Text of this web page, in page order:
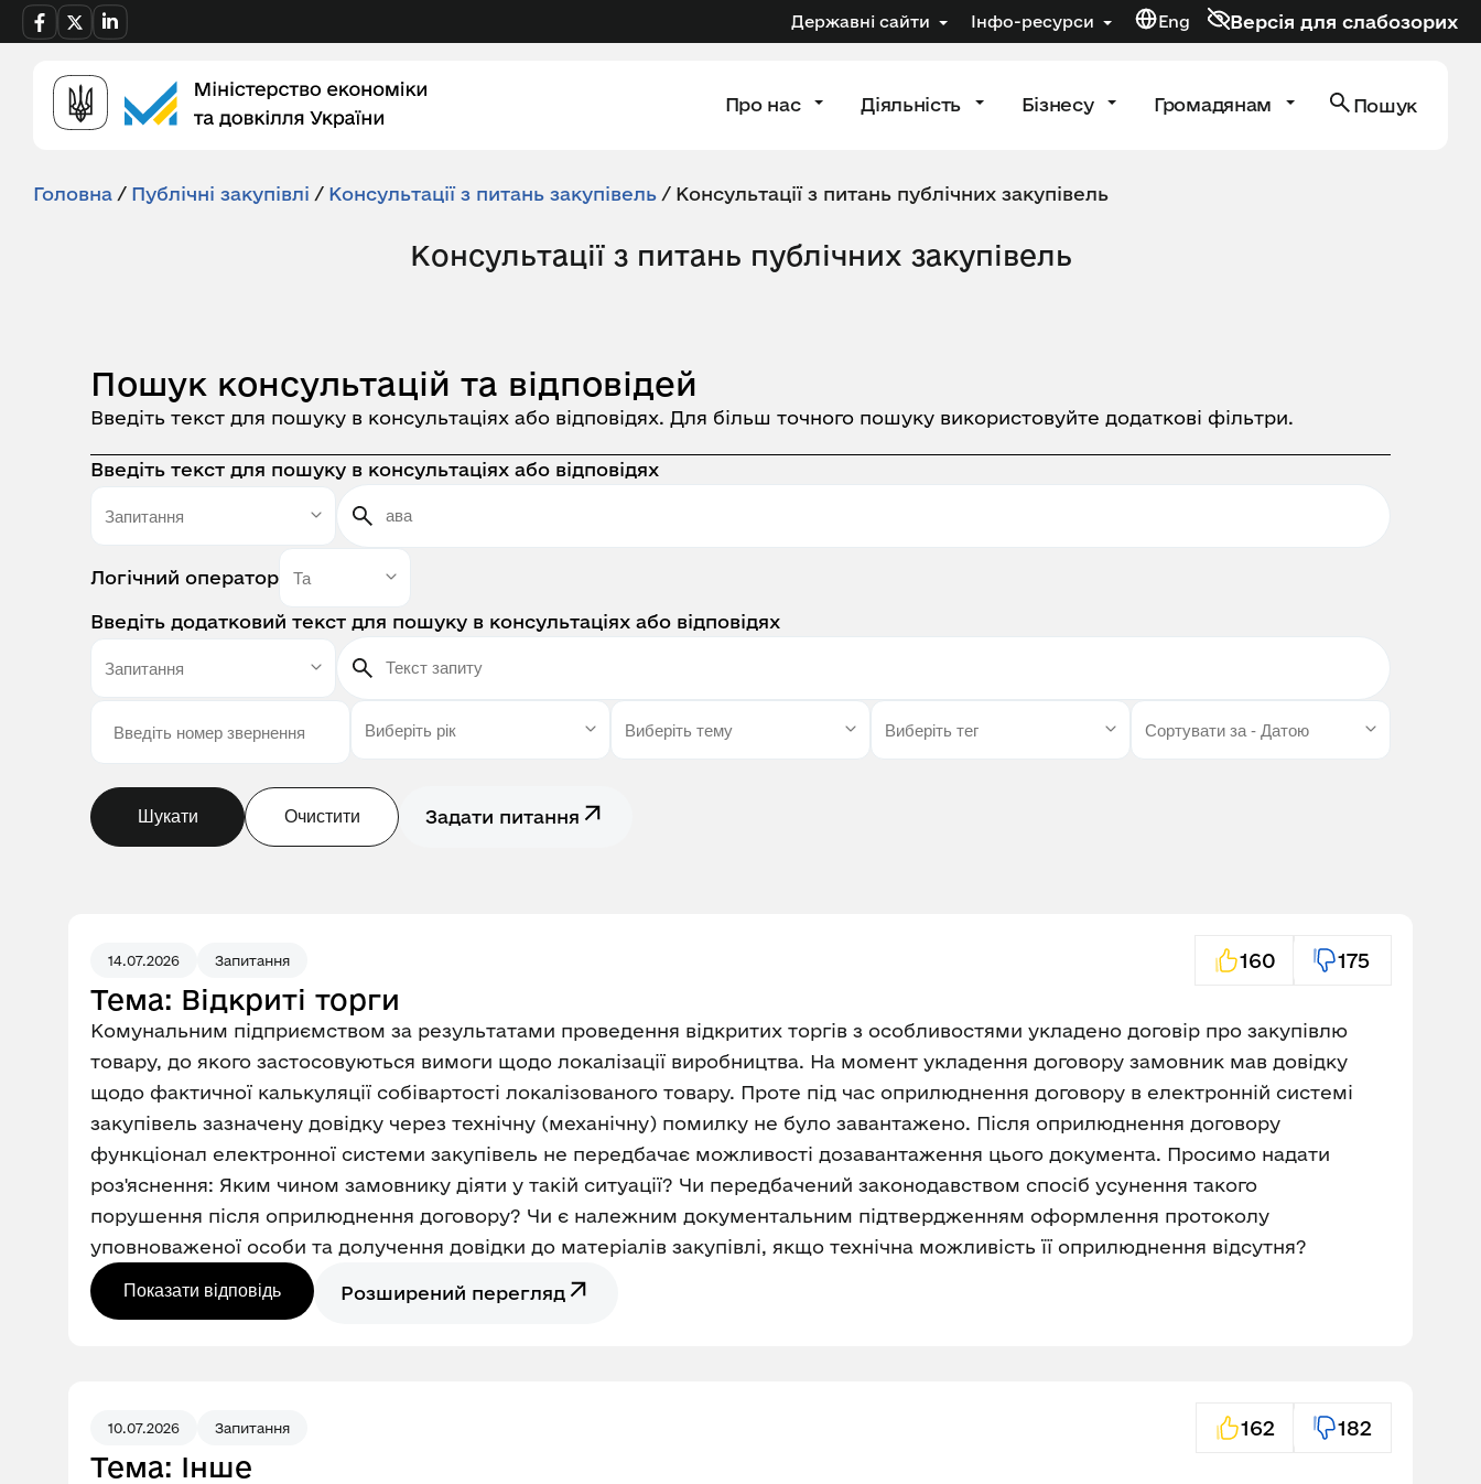
Державні сайти Інфо-ресурси Eng Версія для слабозорих
Про нас Діяльність Бізнесу Громадянам Пошук
Головна / Публічні закупівлі / Консультації з питань закупівель / Консультації з питань публічних закупівель
Консультації з питань публічних закупівель
Пошук консультацій та відповідей
Введіть текст для пошуку в консультаціях або відповідях. Для більш точного пошуку використовуйте додаткові фільтри.
Введіть текст для пошуку в консультаціях або відповідях
Логічний оператор
Введіть додатковий текст для пошуку в консультаціях або відповідях
Шукати Очистити Задати питання
14.07.2026 Запитання 160 175
Тема: Відкриті торги
Комунальним підприємством за результатами проведення відкритих торгів з особливостями укладено договір про закупівлю
товару, до якого застосовуються вимоги щодо локалізації виробництва. На момент укладення договору замовник мав довідку
щодо фактичної калькуляції собівартості локалізованого товару. Проте під час оприлюднення договору в електронній системі
закупівель зазначену довідку через технічну (механічну) помилку не було завантажено. Після оприлюднення договору
функціонал електронної системи закупівель не передбачає можливості дозавантаження цього документа. Просимо надати
роз'яснення: Яким чином замовнику діяти у такій ситуації? Чи передбачений законодавством спосіб усунення такого
порушення після оприлюднення договору? Чи є належним документальним підтвердженням оформлення протоколу
уповноваженої особи та долучення довідки до матеріалів закупівлі, якщо технічна можливість її оприлюднення відсутня?
Показати відповідь Розширений перегляд
10.07.2026 Запитання 162 182
Тема: Інше